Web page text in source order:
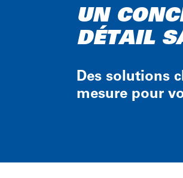
Notre histoire
Nos partenaires
UN
DÉTAIL
Des solutions
mesure pour